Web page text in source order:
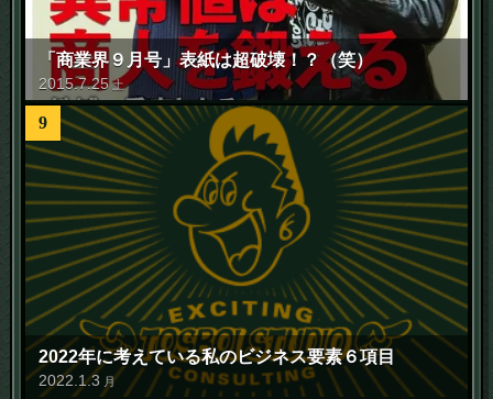
「商業界９月号」表紙は超破壊！？（笑）
2015.7.25 土
9
2022年に考えている私のビジネス要素６項目
2022 1.3 月